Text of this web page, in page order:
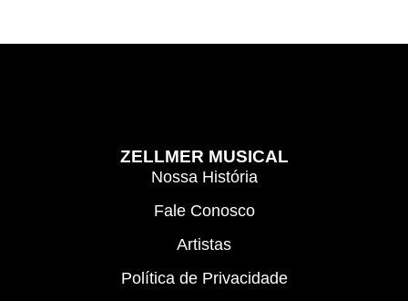
ZELLMER MUSICAL
Nossa História
Fale Conosco
Artistas
Política de Privacidade